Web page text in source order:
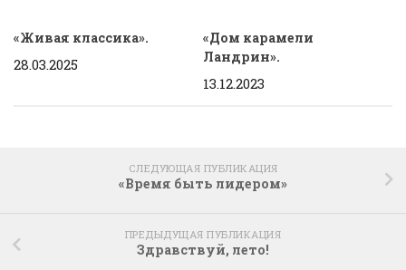
«Живая классика».
28.03.2025
«Дом карамели
Ландрин».
13.12.2023
СЛЕДУЮЩАЯ ПУБЛИКАЦИЯ
«Время быть лидером»
ПРЕДЫДУЩАЯ ПУБЛИКАЦИЯ
Здравствуй, лето!